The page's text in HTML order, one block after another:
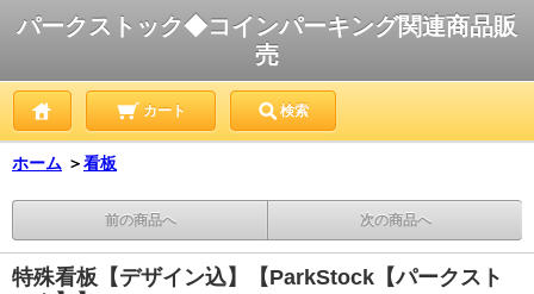
パークストック◆コインパーキング関連商品販
売
カート 検索
ホーム ＞看板
前の商品へ 次の商品へ
特殊看板【デザイン込】【ParkStock【パークスト